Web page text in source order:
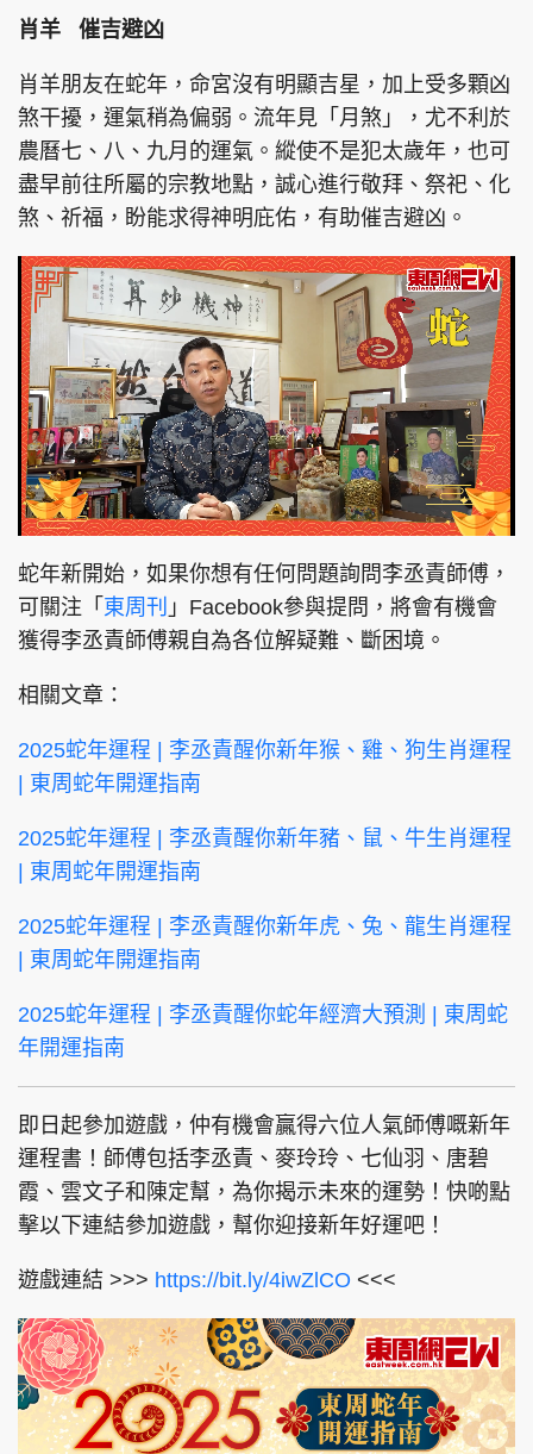
Copyright © 東周網 版權所有 . 不得轉載
©Eastweek.com.hk. All rights reserved.
肖羊 催吉避凶
肖羊朋友在蛇年，命宮沒有明顯吉星，加上受多顆凶
煞干擾，運氣稍為偏弱。流年見「月煞」，尤不利於
農曆七、八、九月的運氣。縱使不是犯太歲年，也可
盡早前往所屬的宗教地點，誠心進行敬拜、祭祀、化
煞、祈福，盼能求得神明庇佑，有助催吉避凶。
U
n
t
e
L
o
e
1
0
.
8
5
蛇年新開始，如果你想有任何問題詢問李丞責師傅，
可關注「 東周刊 」Facebook參與提問，將會有機會
獲得李丞責師傅親自為各位解疑難、斷困境。
相關文章：
2025蛇年運程 | 李丞責醒你新年猴、雞、狗生肖運程
| 東周蛇年開運指南
2025蛇年運程 | 李丞責醒你新年豬、鼠、牛生肖運程
| 東周蛇年開運指南
2025蛇年運程 | 李丞責醒你新年虎、兔、龍生肖運程
| 東周蛇年開運指南
2025蛇年運程 | 李丞責醒你蛇年經濟大預測 | 東周蛇
年開運指南
即日起參加遊戲，仲有機會贏得六位人氣師傅嘅新年
運程書！師傅包括李丞責、麥玲玲、七仙羽、唐碧
霞、雲文子和陳定幫，為你揭示未來的運勢！快啲點
擊以下連結參加遊戲，幫你迎接新年好運吧！
遊戲連結 >>> https://bit.ly/4iwZlCO <<<